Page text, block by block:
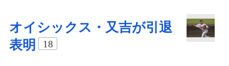
オイシックス・又吉が引退
表明
18